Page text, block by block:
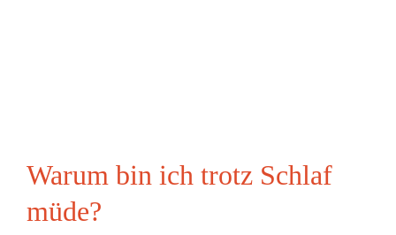
Warum bin ich trotz Schlaf
müde?